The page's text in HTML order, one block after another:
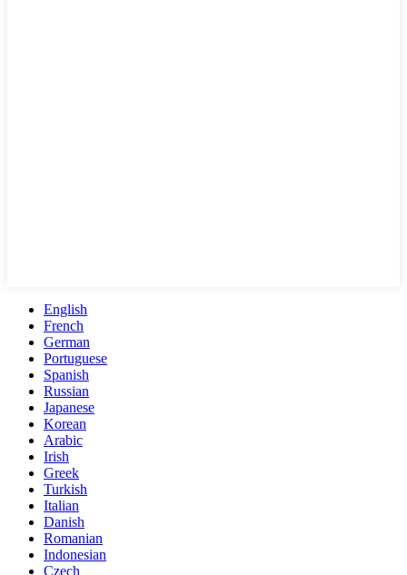
English
French
German
Portuguese
Spanish
Russian
Japanese
Korean
Arabic
Irish
Greek
Turkish
Italian
Danish
Romanian
Indonesian
Czech